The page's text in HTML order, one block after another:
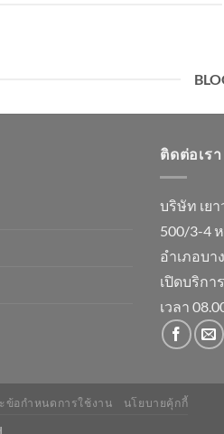
ติดต่อเรา
บริษัท เย
500/3-4
อำเภอบา
เปิดบริกา
เวลา
ข้อกำหนดการใช้งาน นโยบายคุ้กกี้